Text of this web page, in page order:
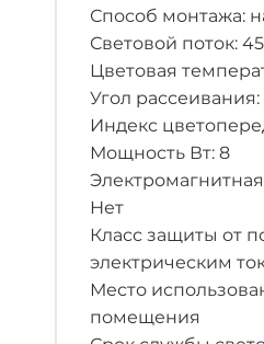
Способ монтажа:
Световой поток:
Цветовая
Угол рассеивания:
Индекс
Мощность Вт: 8
Нет
Класс защиты от
электрическим
Место
помещения